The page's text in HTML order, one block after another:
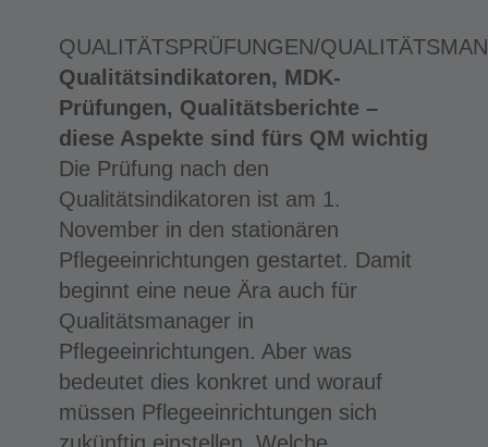
QUALITÄTSPRÜFUNGEN/
Qualitätsindikatoren, MDK-
Prüfungen, Qualitätsberichte –
diese Aspekte sind fürs QM wichtig
Die Prüfung nach den
Qualitätsindikatoren ist am 1.
November in den stationären
Pflegeeinrichtungen gestartet. Damit
beginnt eine neue Ära auch für
Qualitätsmanager in
Pflegeeinrichtungen. Aber was
bedeutet dies konkret und worauf
müssen Pflegeeinrichtungen sich